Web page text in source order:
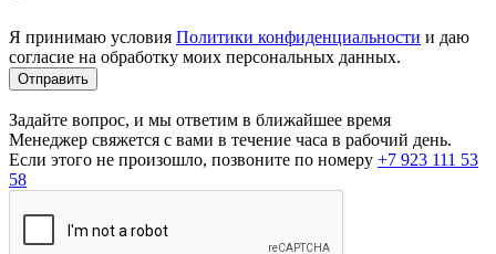
Я принимаю условия Политики конфиденциальности и даю
согласие на обработку моих персональных данных.
Задайте вопрос, и мы ответим в ближайшее время
Менеджер свяжется с вами в течение часа в рабочий день.
Если этого не произошло, позвоните по номеру +7 923 111 53
58